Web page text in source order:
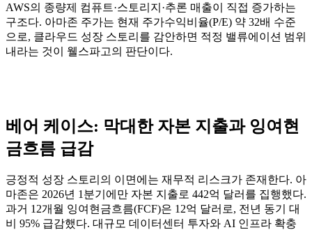
AWS의 종량제 컴퓨트·스토리지·추론 매출이 직접 증가하는
구조다. 아마존 주가는 현재 주가수익비율(P/E) 약 32배 수준
으로, 클라우드 성장 스토리를 감안하면 적정 밸류에이션 범위
내라는 것이 웰스파고의 판단이다.
베어 케이스: 막대한 자본 지출과 잉여현
금흐름 급감
긍정적 성장 스토리의 이면에는 재무적 리스크가 존재한다. 아
마존은 2026년 1분기에만 자본 지출로 442억 달러를 집행했다.
과거 12개월 잉여현금흐름(FCF)은 12억 달러로, 전년 동기 대
비 95% 급감했다. 대규모 데이터센터 투자와 AI 인프라 확충